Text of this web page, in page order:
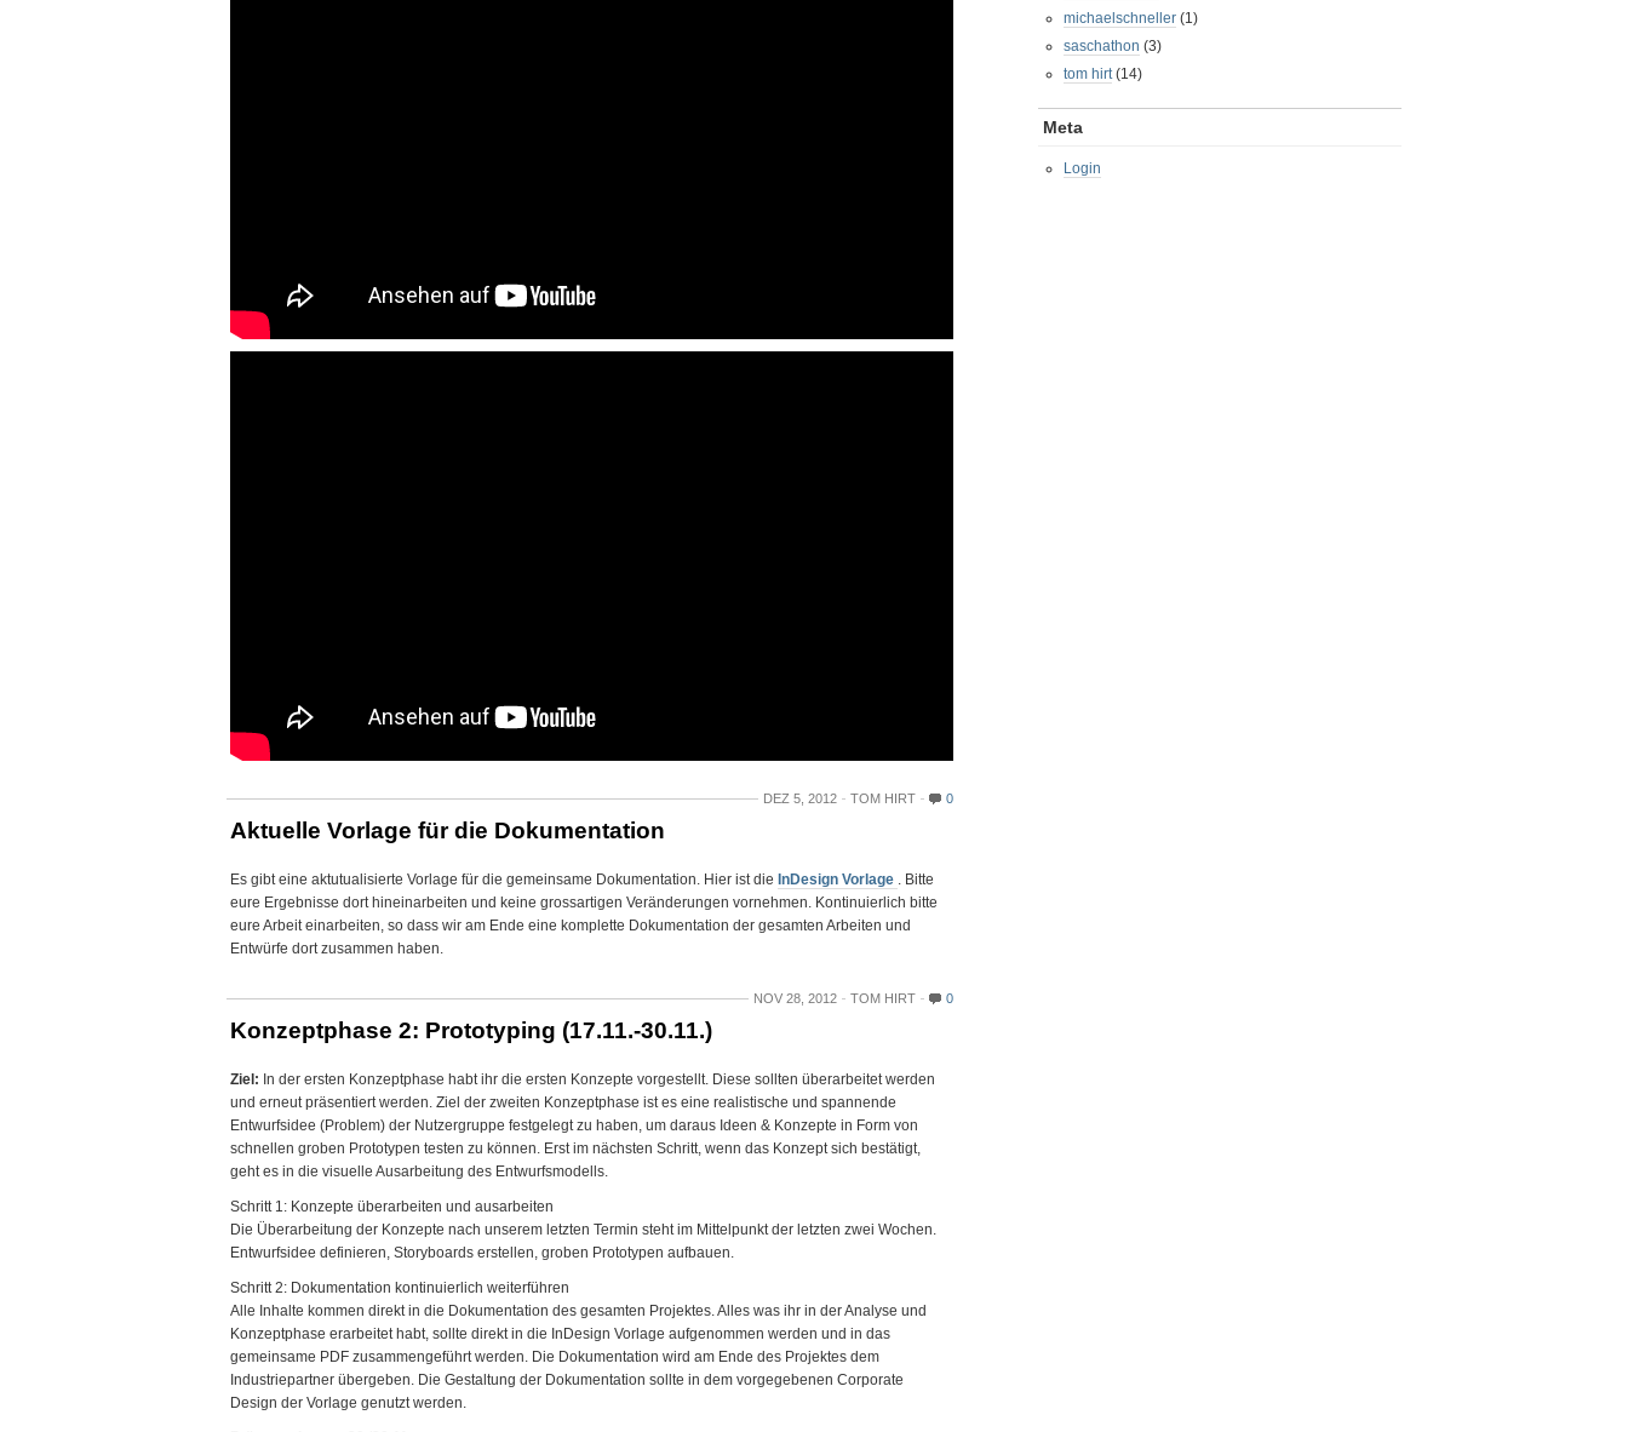
DEZ 5, 2012 TOM HIRT 0
Aktuelle Vorlage für die Dokumentation
Es gibt eine aktutualisierte Vorlage für die gemeinsame Dokumentation. Hier ist die InDesign Vorlage . Bitte
eure Ergebnisse dort hineinarbeiten und keine grossartigen Veränderungen vornehmen. Kontinuierlich bitte
eure Arbeit einarbeiten, so dass wir am Ende eine komplette Dokumentation der gesamten Arbeiten und
Entwürfe dort zusammen haben.
NOV 28, 2012 TOM HIRT 0
Konzeptphase 2: Prototyping (17.11.-30.11.)
Ziel: In der ersten Konzeptphase habt ihr die ersten Konzepte vorgestellt. Diese sollten überarbeitet werden
und erneut präsentiert werden. Ziel der zweiten Konzeptphase ist es eine realistische und spannende
Entwurfsidee (Problem) der Nutzergruppe festgelegt zu haben, um daraus Ideen & Konzepte in Form von
schnellen groben Prototypen testen zu können. Erst im nächsten Schritt, wenn das Konzept sich bestätigt,
geht es in die visuelle Ausarbeitung des Entwurfsmodells.
Schritt 1: Konzepte überarbeiten und ausarbeiten
Die Überarbeitung der Konzepte nach unserem letzten Termin steht im Mittelpunkt der letzten zwei Wochen.
Entwurfsidee definieren, Storyboards erstellen, groben Prototypen aufbauen.
Schritt 2: Dokumentation kontinuierlich weiterführen
Alle Inhalte kommen direkt in die Dokumentation des gesamten Projektes. Alles was ihr in der Analyse und
Konzeptphase erarbeitet habt, sollte direkt in die InDesign Vorlage aufgenommen werden und in das
gemeinsame PDF zusammengeführt werden. Die Dokumentation wird am Ende des Projektes dem
Industriepartner übergeben. Die Gestaltung der Dokumentation sollte in dem vorgegebenen Corporate
Design der Vorlage genutzt werden.
michaelschneller (1)
saschathon (3)
tom hirt(14)
Meta
Login